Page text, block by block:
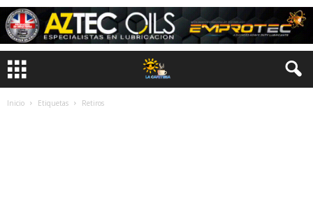
Inicio Etiquetas Retiros